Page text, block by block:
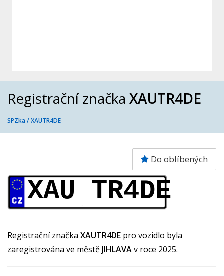
Registrační značka XAUTR4DE
SPZka /XAUTR4DE
Do oblíbených
XAU TR4DE
Registrační značka XAUTR4DE pro vozidlo byla
zaregistrována ve městě JIHLAVAv roce 2025.